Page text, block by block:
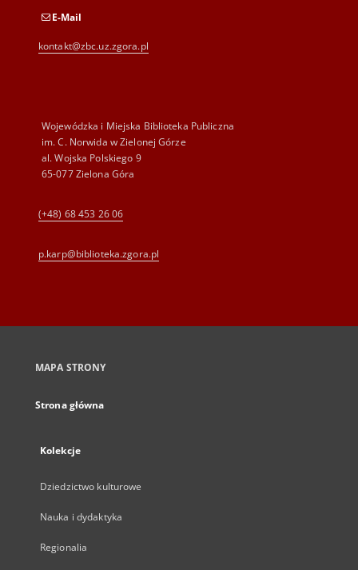
E-Mail
kontakt@zbc.uz.zgora.pl
Wojewódzka i Miejska Biblioteka Publiczna
im. C. Norwida w Zielonej Górze
al. Wojska Polskiego 9
65-077 Zielona Góra
(+48) 68 453 26 06
p.karp@biblioteka.zgora.pl
MAPA STRONY
Strona główna
Kolekcje
Dziedzictwo kulturowe
Nauka i dydaktyka
Regionalia